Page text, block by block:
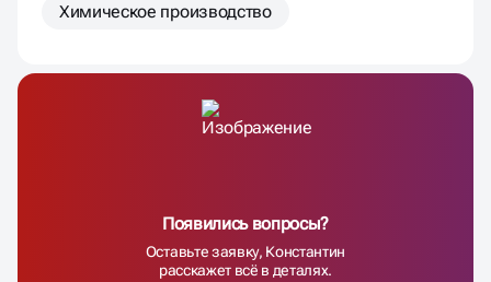
Химическое производство
Появились вопросы?
Оставьте заявку, Константин
расскажет всё в деталях.